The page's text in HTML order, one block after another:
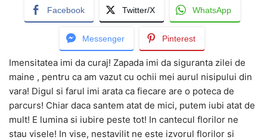
Facebook Twitter/X WhatsApp
Messenger Pinterest
Imensitatea imi da curaj! Zapada imi da siguranta zilei de
maine , pentru ca am vazut cu ochii mei aurul nisipului din
vara! Digul si farul imi arata ca fiecare are o poteca de
parcurs! Chiar daca santem atat de mici, putem iubi atat de
mult! E lumina si iubire peste tot! In cantecul florilor ne
stau visele! In vise, nestavilit ne este izvorul florilor si